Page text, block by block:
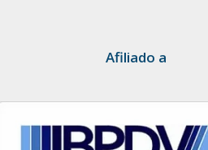
Afiliado a